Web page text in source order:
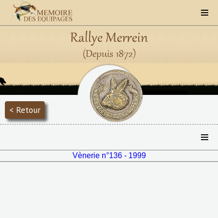
Rallye Merrein
(Depuis 1872)
< Retour
Vènerie n°136 - 1999